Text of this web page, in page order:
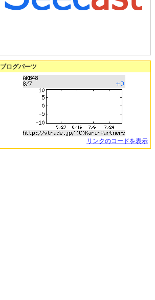
ブログパーツ
リンクのコードを表示